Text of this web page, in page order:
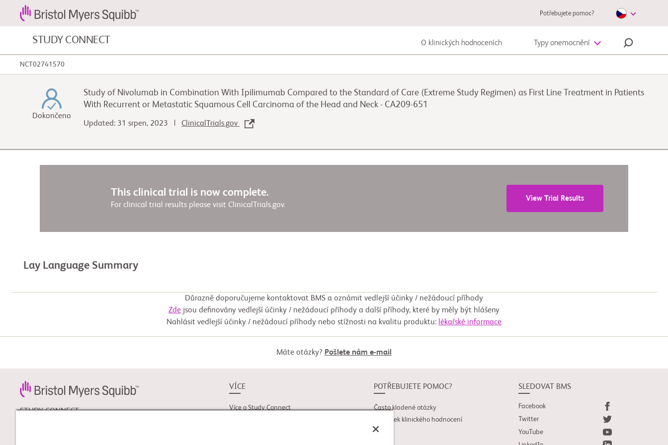
Potřebujete pomoc?
STUDY CONNECT O klinických hodnoceních Typy onemocnění
onemocnění krve
Kardiovaskulární onemocnění
soustavy
Zhoubná nádorová onemocnění plic
močopohlavní soustavy
NCT02741570
Dokončeno
Study of Nivolumab in Combination With Ipilimumab Compared to the Standard of Care (Extreme Study Regimen) as First Line Treatment in Patients
With Recurrent or Metastatic Squamous Cell Carcinoma of the Head and Neck - CA209-651
Updated: 31 srpen, 2023 | ClinicalTrials.gov
This clinical trial is now complete.
For clinical trial results please visit ClinicalTrials.gov.
View Trial Results
Lay Language Summary
Důrazně doporučujeme kontaktovat BMS a oznámit vedlejší účinky / nežádoucí příhody
Zde jsou definovány vedlejší účinky / nežádoucí příhody a další příhody, které by měly být hlášeny
Nahlásit vedlejší účinky / nežádoucí příhody nebo stížnosti na kvalitu produktu: lékařské informace
Máte otázky? Pošlete nám e-mail
STUDY CONNECT
VÍCE
Více o Study Connect
POTŘEBUJETE POMOC?
Často kladené otázky
Slovníček klinického hodnocení
SLEDOVAT BMS
Facebook
Twitter
YouTube